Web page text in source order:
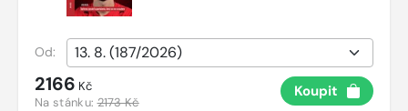
Od:
2166 Kč
Na stánku:2173 Kč
Koupit